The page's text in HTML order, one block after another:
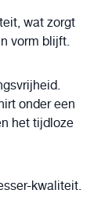
, wat zorgt
vorm blijft.
onder een
het tijdloze
kwaliteit.